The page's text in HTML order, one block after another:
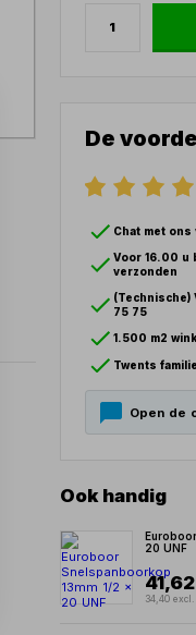
De
Chat met
Voor 16.00 u
verzonden
(Technische)
75 75
1.500 m2
Twents
Open de
Ook handig
20 UNF
41,62
34,40 excl.